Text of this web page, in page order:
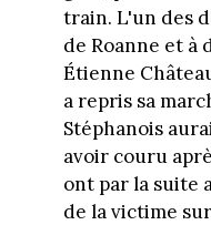
train. L'un des
de Roanne et à
Étienne
a repris sa
Stéphanois
avoir couru
ont par la suite
de la victime